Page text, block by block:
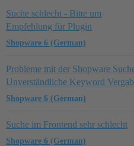
Suche schlecht - Bitte um
Empfehlung für Plugin
Shopware 6 (German)
Probleme mit der Shopware
Unverständliche Keyword
Shopware 6 (German)
Suche im Frontend sehr schlecht
Shopware 6 (German)